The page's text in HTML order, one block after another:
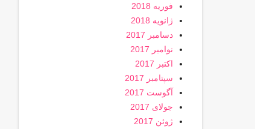
فوریه 2018
ژانویه 2018
دسامبر 2017
نوامبر 2017
اکتبر 2017
سپتامبر 2017
آگوست 2017
جولای 2017
ژوئن 2017